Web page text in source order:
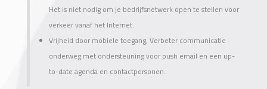
Het is niet nodig om je bedrijfsnetwerk open te stellen voor
verkeer vanaf het Internet.
Vrijheid door mobiele toegang, Verbeter communicatie
onderweg met ondersteuning voor push email en een up-
to-date agenda en contactpersonen.